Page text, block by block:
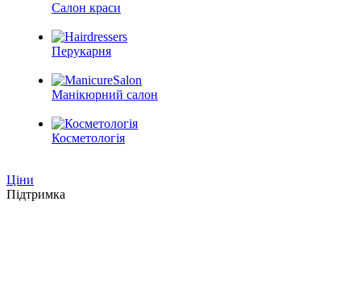
Салон краси
Перукарня
Манікюрний салон
Косметологія
Ціни
Підтримка